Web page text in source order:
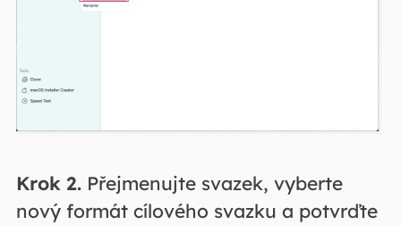
Krok 2.Přejmenujte svazek, vyberte
nový formát cílového svazku a potvrďte